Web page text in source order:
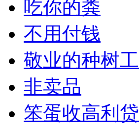
吃你的粪
不用付钱
敬业的种树工
非卖品
笨蛋收高利贷